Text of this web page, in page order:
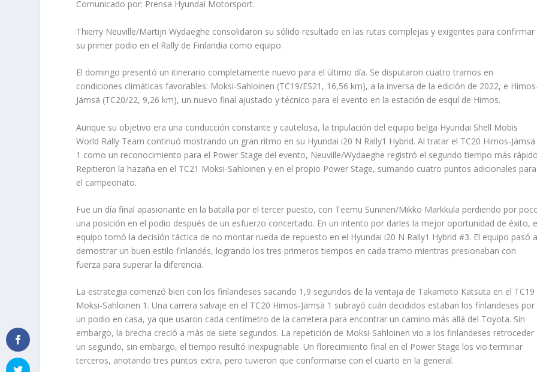
Comunicado por: Prensa Hyundai Motorsport.
Thierry Neuville/Martijn Wydaeghe consolidaron su sólido resultado en las rutas complejas y exigentes para confirmar
su primer podio en el Rally de Finlandia como equipo.
El domingo presentó un itinerario completamente nuevo para el último día. Se disputaron cuatro tramos en
condiciones climáticas favorables: Moksi-Sahloinen (TC19/ES21, 16,56 km), a la inversa de la edición de 2022, e
Jämsä (TC20/22, 9,26 km), un nuevo final ajustado y técnico para el evento en la estación de esquí de Himos.
Aunque su objetivo era una conducción constante y cautelosa, la tripulación del equipo belga Hyundai Shell Mobis
World Rally Team continuó mostrando un gran ritmo en su Hyundai i20 N Rally1 Hybrid. Al tratar el TC20 Himos-Jämsä
1 como un reconocimiento para el Power Stage del evento, Neuville/Wydaeghe registró el segundo tiempo más
Repitieron la hazaña en el TC21 Moksi-Sahloinen y en el propio Power Stage, sumando cuatro puntos adicionales para
el campeonato.
Fue un día final apasionante en la batalla por el tercer puesto, con Teemu Suninen/Mikko Markkula perdiendo por
una posición en el podio después de un esfuerzo concertado. En un intento por darles la mejor oportunidad de éxito,
equipo tomó la decisión táctica de no montar rueda de repuesto en el Hyundai i20 N Rally1 Hybrid #3. El equipo pasó
demostrar un buen estilo finlandés, logrando los tres primeros tiempos en cada tramo mientras presionaban con
fuerza para superar la diferencia.
La estrategia comenzó bien con los finlandeses sacando 1,9 segundos de la ventaja de Takamoto Katsuta en el TC19
Moksi-Sahloinen 1. Una carrera salvaje en el TC20 Himos-Jämsä 1 subrayó cuán decididos estaban los finlandeses por
un podio en casa, ya que usaron cada centímetro de la carretera para encontrar un camino más allá del Toyota. Sin
embargo, la brecha creció a más de siete segundos. La repetición de Moksi-Sahloinen vio a los finlandeses retroceder
un segundo, sin embargo, el tiempo resultó inexpugnable. Un florecimiento final en el Power Stage los vio terminar
terceros, anotando tres puntos extra, pero tuvieron que conformarse con el cuarto en la general.